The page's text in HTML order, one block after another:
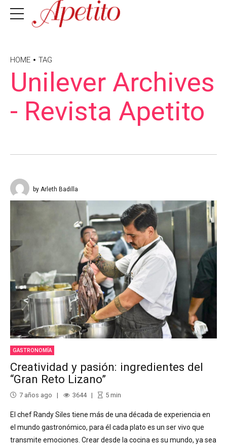
HOME TAG
Unilever Archives
- Revista Apetito
by Arleth Badilla
GASTRONOMÍA
Creatividad y pasión: ingredientes del
“Gran Reto Lizano”
7 años ago 3644 5min
El chef Randy Siles tiene más de una década de experiencia en
el mundo gastronómico, para él cada plato es un ser vivo que
transmite emociones. Crear desde la cocina es su mundo, ya sea